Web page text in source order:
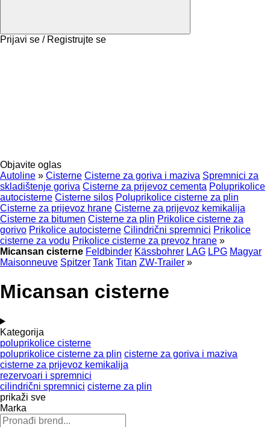
Prijavi se / Registrujte se
Objavite oglas
Autoline » Cisterne Cisterne za goriva i maziva Spremnici za
skladištenje goriva Cisterne za prijevoz cementa Poluprikolice
autocisterne Cisterne silos Poluprikolice cisterne za plin
Cisterne za prijevoz hrane Cisterne za prijevoz kemikalija
Cisterne za bitumen Cisterne za plin Prikolice cisterne za
gorivo Prikolice autocisterne Cilindrični spremnici Prikolice
cisterne za vodu Prikolice cisterne za prevoz hrane »
Micansan cisterne Feldbinder Kässbohrer LAG LPG Magyar
Maisonneuve Spitzer Tank Titan ZW-Trailer »
Micansan cisterne
Kategorija
poluprikolice cisterne
poluprikolice cisterne za plin cisterne za goriva i maziva
cisterne za prijevoz kemikalija
rezervoari i spremnici
cilindrični spremnici cisterne za plin
prikaži sve
Marka